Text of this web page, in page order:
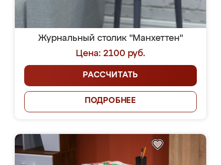
Журнальный столик "Манхеттен"
Цена: 2100 руб.
РАССЧИТАТЬ
ПОДРОБНЕЕ